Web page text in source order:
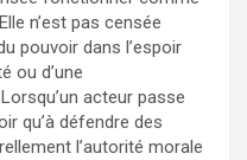
n’est pas censée
pouvoir dans l’espoir
ou d’une
acteur passe
qu’à défendre des
l’autorité morale